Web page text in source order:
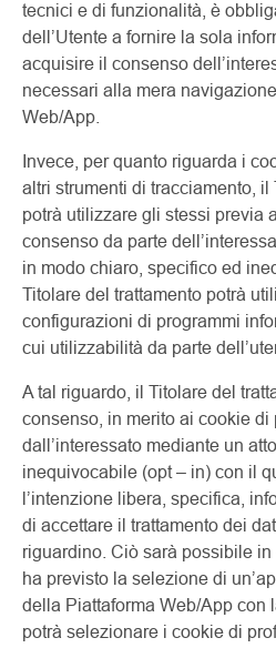
tecnici e di funzionalità, è
dell’Utente a fornire la sola
acquisire il consenso
necessari alla mera
Web/App.
Invece, per quanto riguarda i
altri strumenti di tracciamento, il
potrà utilizzare gli stessi previa
consenso da parte
in modo chiaro, specifico ed
Titolare del trattamento potrà
configurazioni di programmi
cui utilizzabilità da parte
A tal riguardo, il Titolare del
consenso, in merito ai cookie di
dall’interessato mediante un
inequivocabile (opt – in) con il
l’intenzione libera, specifica,
di accettare il trattamento dei
riguardino. Ciò sarà possibile
ha previsto la selezione di
della Piattaforma Web/App con
potrà selezionare i cookie di